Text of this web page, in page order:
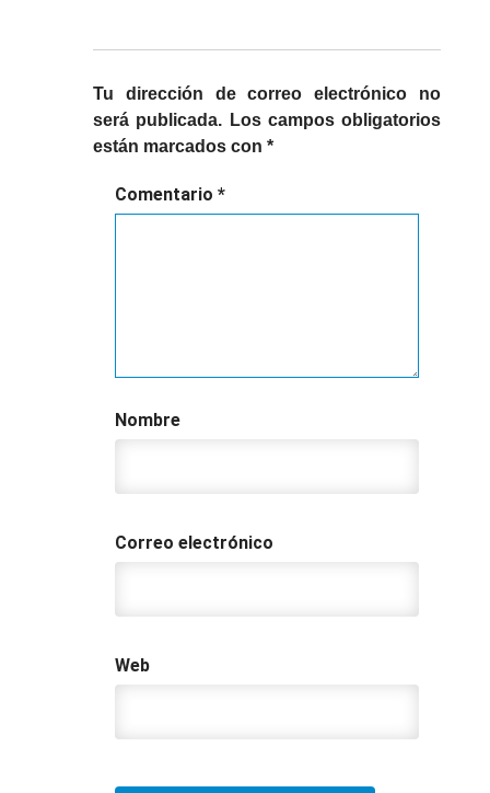
Tu dirección de correo electrónico no
será publicada. Los campos obligatorios
están marcados con *
Comentario *
Nombre
Correo electrónico
Web